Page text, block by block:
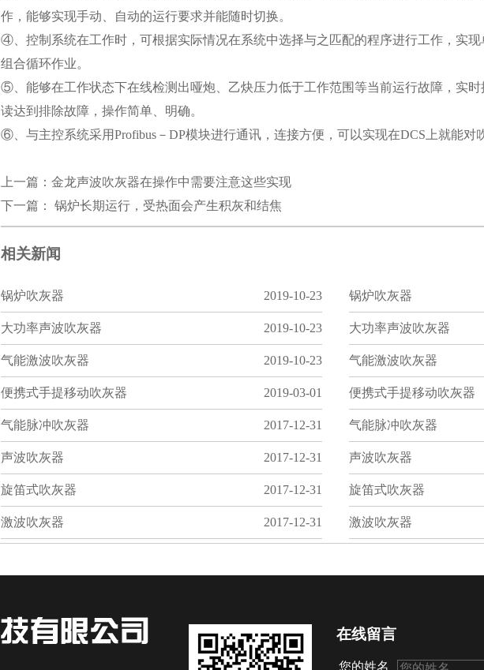
作，能够实现手动、自动的运行要求并能随时切换。
④、控制系统在工作时，可根据实际情况在系统中选择与之匹配的程序进行工作，实
组合循环作业。
⑤、能够在工作状态下在线检测出哑炮、乙炔压力低于工作范围等当前运行故障，实
读达到排除故障，操作简单、明确。
⑥、与主控系统采用Profibus－DP模块进行通讯，连接方便，可以实现在DCS上就能对
上一篇： 金龙声波吹灰器在操作中需要注意这些实现
下一篇：
锅炉长期运行，受热面会产生积灰和结焦
相关新闻
锅炉吹灰器 2019-10-23
大功率声波吹灰器 2019-10-23
气能激波吹灰器 2019-10-23
便携式手提移动吹灰器 2019-03-01
气能脉冲吹灰器 2017-12-31
声波吹灰器 2017-12-31
旋笛式吹灰器 2017-12-31
激波吹灰器 2017-12-31
锅炉吹灰器
大功率声波吹灰器
气能激波吹灰器
便携式手提移动吹灰器
气能脉冲吹灰器
声波吹灰器
旋笛式吹灰器
激波吹灰器
在线留言
您的姓名